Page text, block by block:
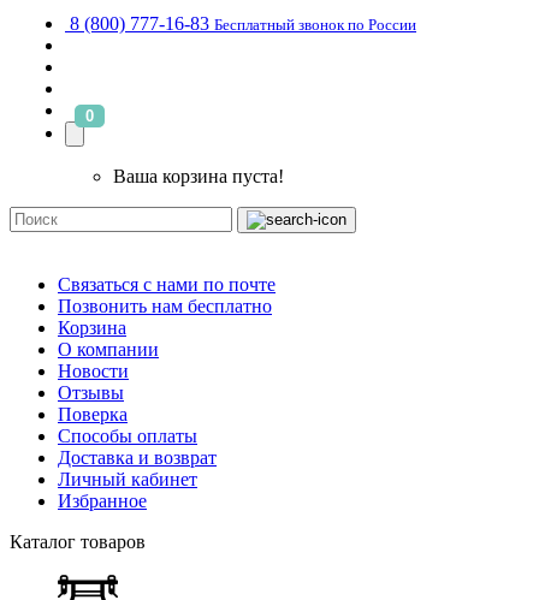
8 (800) 777-16-83 Бесплатный звонок по России
0
Ваша корзина пуста!
Связаться с нами по почте
Позвонить нам бесплатно
Корзина
О компании
Новости
Отзывы
Поверка
Способы оплаты
Доставка и возврат
Личный кабинет
Избранное
Каталог товаров